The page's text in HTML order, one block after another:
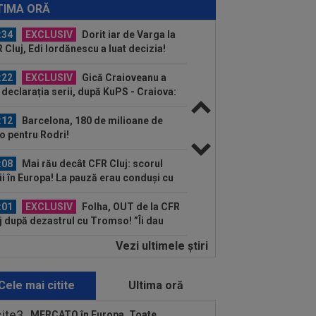
ORĂ
ce face Mihai Stoica. E prima oară
o zic”
EXCLUSIV
Dorit iar de Varga la
Cluj, Edi Iordănescu a luat decizia!
EXCLUSIV
Gică Craioveanu a
serii, după KuPS - Craiova:
Barcelona, 180 de milioane de
pentru Rodri!
Mai rău decât CFR Cluj: scorul
în Europa! La pauză erau conduși cu
EXCLUSIV
Folha, OUT de la CFR
după dezastrul cu Tromso! ”Îi dau
Gigi Becali: ”Am
Enervat după ce a aflat că Rodri
la Barcelona, Mourinho s-a
Vezi ultimele ştiri
mai citite Ultima oră